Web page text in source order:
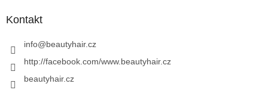
Kontakt
info@beautyhair.cz
http://facebook.com/www.beautyhair.cz
beautyhair.cz